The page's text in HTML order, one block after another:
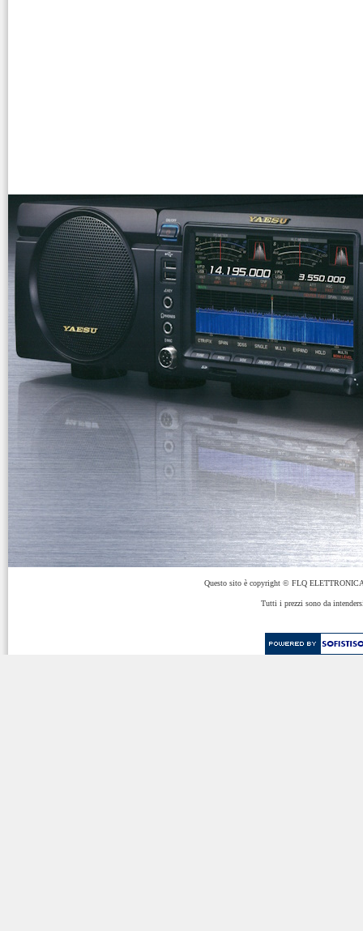
Questo sito è copyright © FLQ
Tutti i prezzi sono da